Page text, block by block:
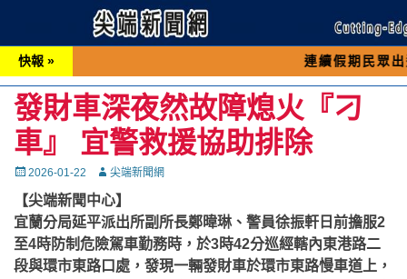
快報 » 連續假期民眾出遊可先撥
發財車深夜然故障熄火『刁
車』 宜警救援協助排除
Posted
2026-01-22 Autor尖端新聞網
【尖端新聞中心】
宜蘭分局延平派出所副所長鄭暐琳、警員徐振軒日前擔服2
至4時防制危險駕車勤務時，於3時42分巡經轄內東港路二
段與環市東路口處，發現一輛發財車於環市東路慢車道上，